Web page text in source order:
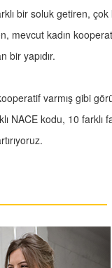
bir soluk getiren,
mevcut kadın
bir yapıdır.
varmış gibi
NACE kodu, 10